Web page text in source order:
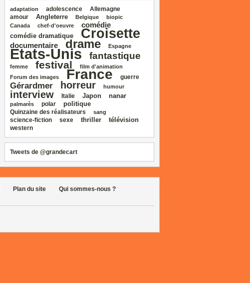
adaptation adolescence Allemagne
amour Angleterre Belgique
biopic
Canada
chef‑d'oeuvre comédie
comédie dramatique Croisette
documentaire drame Espagne
Etats‑Unis fantastique
femme festival
film d'animation
Forum des images
France guerre
Gérardmer horreur humour
interview Italie Japon nanar
palmarès polar politique
Quinzaine des réalisateurs sang
science‑fiction sexe thriller télévision
western
Tweets de @grandecart
Plan du site Qui sommes-nous ?